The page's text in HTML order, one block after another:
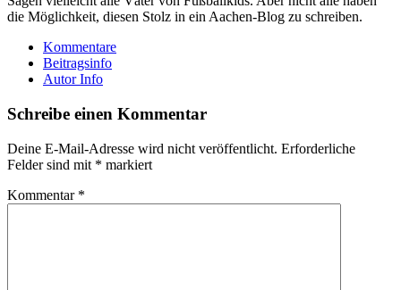
die Möglichkeit, diesen Stolz in ein Aachen-Blog zu schreiben.
Kommentare
Beitragsinfo
Autor Info
Schreibe einen Kommentar
Deine E-Mail-Adresse wird nicht veröffentlicht. Erforderliche
Felder sind mit * markiert
Kommentar *